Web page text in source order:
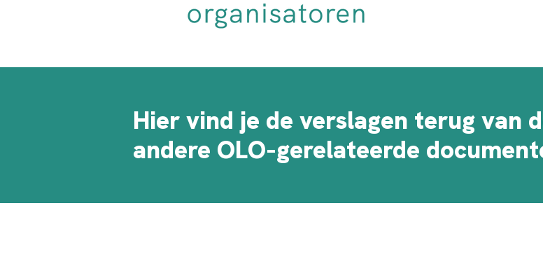
Hier vind je de verslagen terug van
andere OLO-gerelateerde